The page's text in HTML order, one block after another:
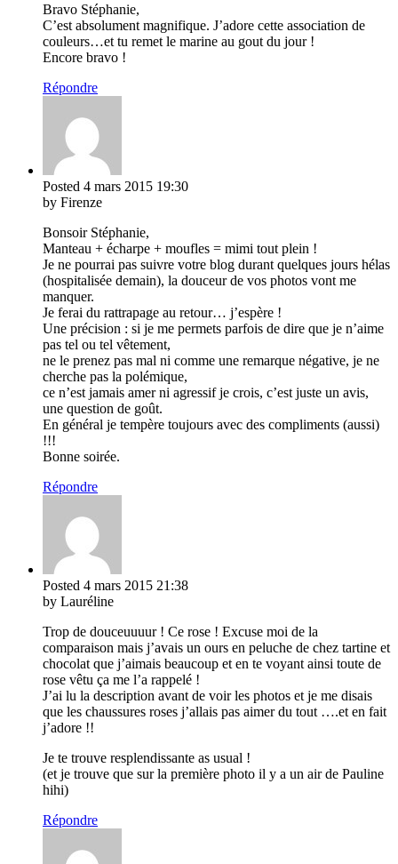
Bravo Stéphanie,
C’est absolument magnifique. J’adore cette association de
couleurs…et tu remet le marine au gout du jour !
Encore bravo !
Répondre
Posted 4 mars 2015 19:30
by Firenze
Bonsoir Stéphanie,
Manteau + écharpe + moufles = mimi tout plein !
Je ne pourrai pas suivre votre blog durant quelques jours hélas
(hospitalisée demain), la douceur de vos photos vont me
manquer.
Je ferai du rattrapage au retour… j’espère !
Une précision : si je me permets parfois de dire que je n’aime
pas tel ou tel vêtement,
ne le prenez pas mal ni comme une remarque négative, je ne
cherche pas la polémique,
ce n’est jamais amer ni agressif je crois, c’est juste un avis,
une question de goût.
En général je tempère toujours avec des compliments (aussi)
!!!
Bonne soirée.
Répondre
Posted 4 mars 2015 21:38
by Lauréline
Trop de douceuuuur ! Ce rose ! Excuse moi de la
comparaison mais j’avais un ours en peluche de chez tartine et
chocolat que j’aimais beaucoup et en te voyant ainsi toute de
rose vêtu ça me l’a rappelé !
J’ai lu la description avant de voir les photos et je me disais
que les chaussures roses j’allais pas aimer du tout ….et en fait
j’adore !!
Je te trouve resplendissante as usual !
(et je trouve que sur la première photo il y a un air de Pauline
hihi)
Répondre